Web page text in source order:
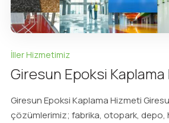
İller Hizmetimiz
Giresun Epoksi
Giresun Epoksi Kaplama Hizmeti
çözümlerimiz; fabrika, otopark, depo,